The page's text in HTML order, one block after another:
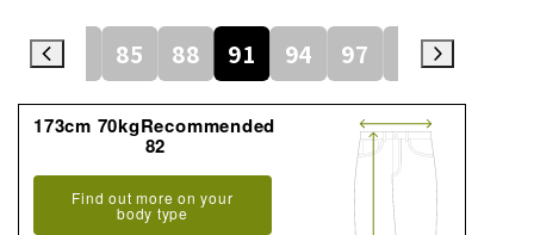
82 85 88 91 94 97 100
173cm 70kgRecommended
82
Find out more on your
body type